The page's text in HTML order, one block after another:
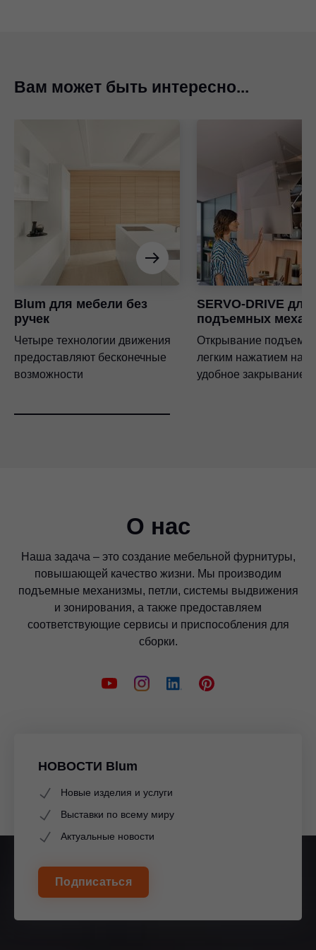
Вам может быть интересно...
Blum для мебели без
ручек
Четыре технологии движения
предоставляют бесконечные
возможности
SERVO-DRIVE для
подъемных
Открывание
легким нажатием на
удобное закрывание
О нас
Наша задача – это создание мебельной фурнитуры,
повышающей качество жизни. Мы производим
подъемные механизмы, петли, системы выдвижения
и зонирования, а также предоставляем
соответствующие сервисы и приспособления для
сборки.
НОВОСТИ Blum
Новые изделия и услуги
Выставки по всему миру
Актуальные новости
Подписаться